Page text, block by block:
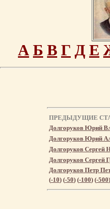
А Б В Г Д Е
ПРЕДЫДУЩИЕ
Долгоруков Юрий
Долгоруков Юрий
Долгоруков Сергей
Долгоруков Сергей
Долгоруков Петр
(-10) (-50) (-100) (-500